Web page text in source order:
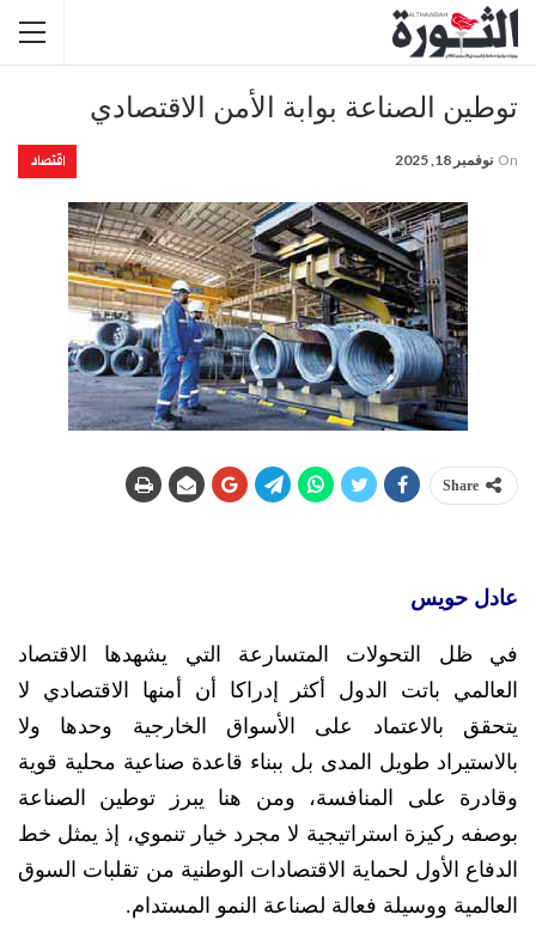
توطين الصناعة بوابة الأمن الاقتصادي
اقتصاد On نوفمبر 18, 2025
Share
عادل حويس
في ظل التحولات المتسارعة التي يشهدها الاقتصاد
العالمي باتت الدول أكثر إدراكا أن أمنها الاقتصادي لا
يتحقق بالاعتماد على الأسواق الخارجية وحدها ولا
بالاستيراد طويل المدى بل ببناء قاعدة صناعية محلية قوية
وقادرة على المنافسة، ومن هنا يبرز توطين الصناعة
بوصفه ركيزة استراتيجية لا مجرد خيار تنموي، إذ يمثل خط
الدفاع الأول لحماية الاقتصادات الوطنية من تقلبات السوق
العالمية ووسيلة فعالة لصناعة النمو المستدام.